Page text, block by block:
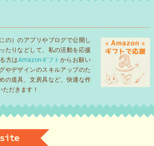
の）のアプリやブログで公開し
たりなどして、私の活動を応援
方はAmazonギフト からお願い
やデザインのスキルアップのた
の道具、文房具など、快適な作
だきます！